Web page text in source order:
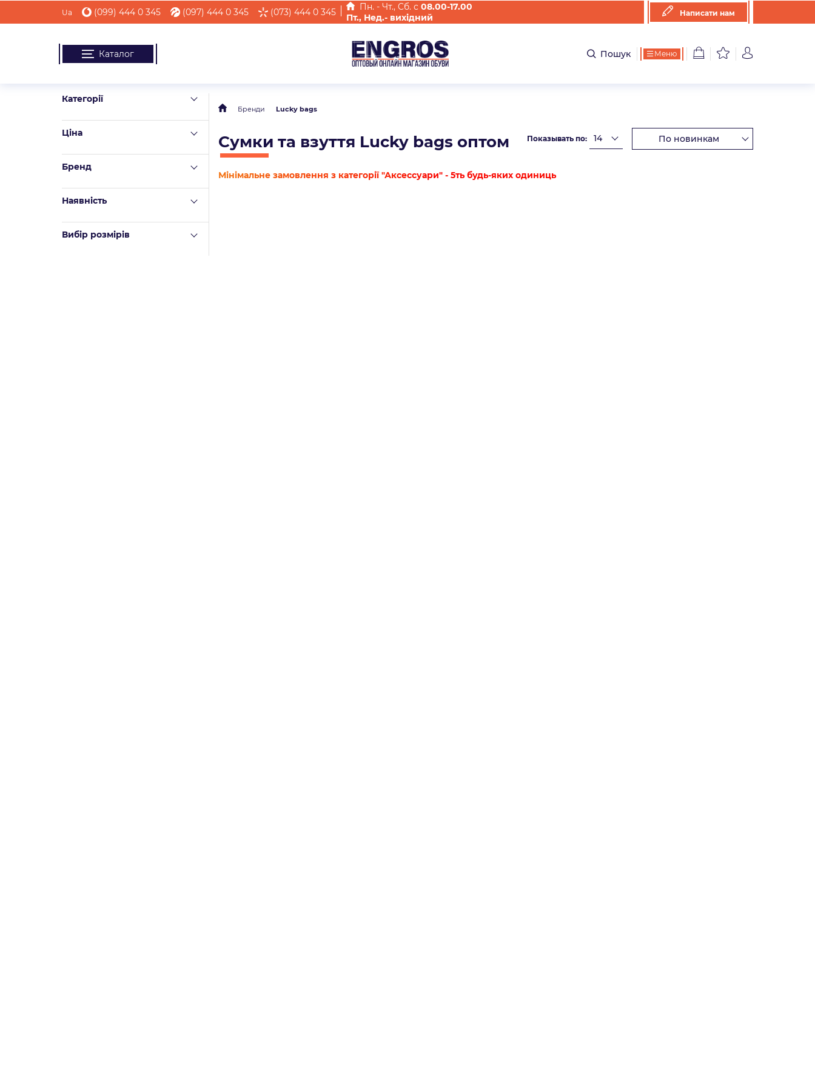
Ua (099) 444 0 345 (097) 444 0 345 (073) 444 0 345 Пн. - Чт., Cб. с 08.00-17.00
Пт., Нед.- вихідний
Написати нам
Каталог Пошук Меню
Категорії
Ціна
Бренд
Наявність
Вибір розмірів
Бренди Lucky bags
Сумки та взуття Lucky bags оптом Показывать по:
Мінімальне замовлення з категорії "Аксессуари" - 5ть будь-яких одиниць